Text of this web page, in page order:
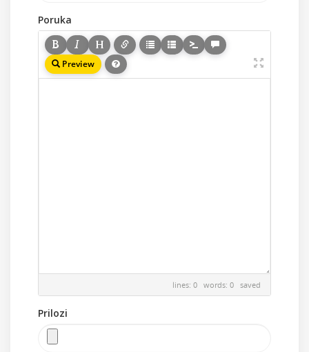
Poruka
Preview
lines: 0 words: 0 saved
Prilozi